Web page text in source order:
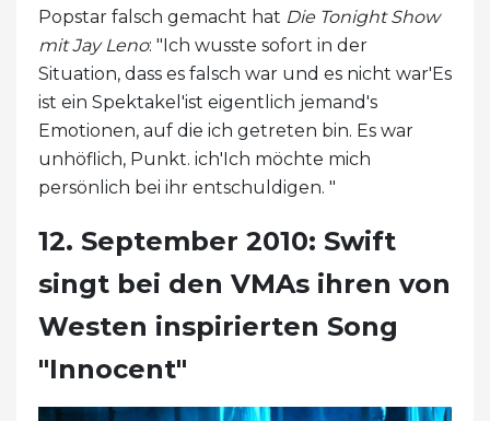
Popstar falsch gemacht hat Die Tonight Show
mit Jay Leno: "Ich wusste sofort in der
Situation, dass es falsch war und es nicht war'Es
ist ein Spektakel'ist eigentlich jemand's
Emotionen, auf die ich getreten bin. Es war
unhöflich, Punkt. ich'Ich möchte mich
persönlich bei ihr entschuldigen. "
12. September 2010: Swift
singt bei den VMAs ihren von
Westen inspirierten Song
"Innocent"